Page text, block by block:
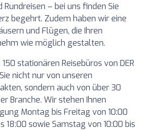
– bei uns finden Sie
begehrt. Zudem haben wir eine
und Flügen, die Ihren
wie möglich gestalten.
stationären Reisebüros von DER
nicht nur von unseren
sondern auch von über 30
Branche. Wir stehen Ihnen
Montag bis Freitag von 10:00
18:00 sowie Samstag von 10:00 bis